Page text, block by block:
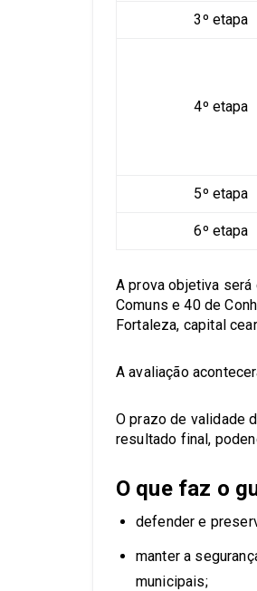
3º etapa
4º etapa
5º etapa
6º etapa
A prova objetiva
Comuns e 40 de
Fortaleza, capital
A avaliação
O prazo de validade
resultado final,
O que faz o
defender e
manter a
municipais;